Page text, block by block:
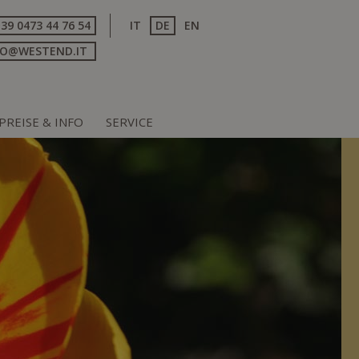
IT DE EN
0473 44 76 54
PREISE & INFO SERVICE